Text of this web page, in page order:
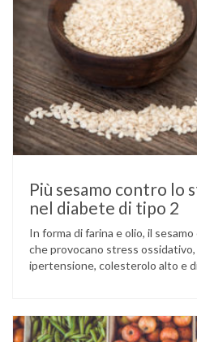
Più sesamo contro lo
nel diabete di tipo 2
In forma di farina e olio, il
che provocano stress
ipertensione, colesterolo alto e
utilizzati per la preparazione di